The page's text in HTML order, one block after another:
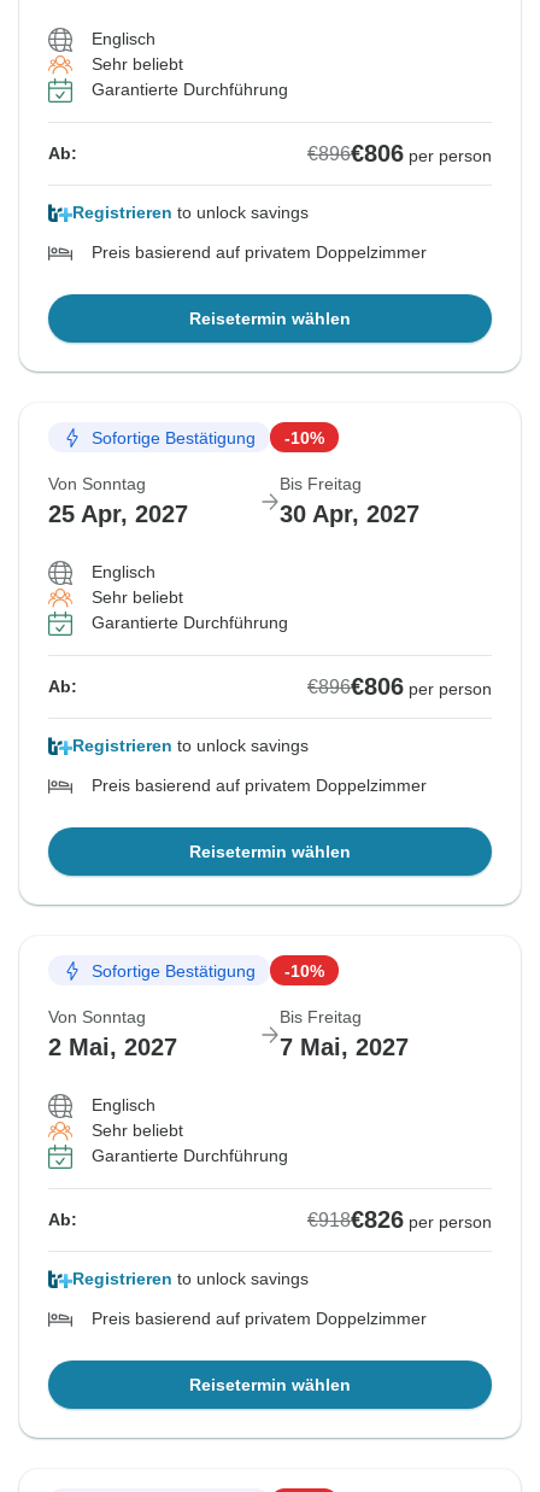
Englisch
Sehr beliebt
Garantierte Durchführung
Ab: €896€806 per person
Registrieren to unlock savings
Preis basierend auf privatem Doppelzimmer
Reisetermin wählen
Sofortige Bestätigung -10%
Von Sonntag
25 Apr, 2027
Bis Freitag
30 Apr, 2027
Englisch
Sehr beliebt
Garantierte Durchführung
Ab: €896€806 per person
Registrieren to unlock savings
Preis basierend auf privatem Doppelzimmer
Reisetermin wählen
Sofortige Bestätigung -10%
Von Sonntag
2 Mai, 2027
Bis Freitag
7 Mai, 2027
Englisch
Sehr beliebt
Garantierte Durchführung
Ab: €918€826 per person
Registrieren to unlock savings
Preis basierend auf privatem Doppelzimmer
Reisetermin wählen